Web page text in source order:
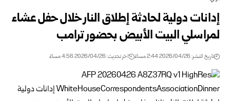
إدانات دولية لحادثة إطلاق النار خلال حفل عشاء
لمراسلي البيت الأبيض بحضور ترامب
تاريخ النشر: 2026/04/26 2:44 مساءً اخر تحديث: 2026/04/26 4:56 مساءً